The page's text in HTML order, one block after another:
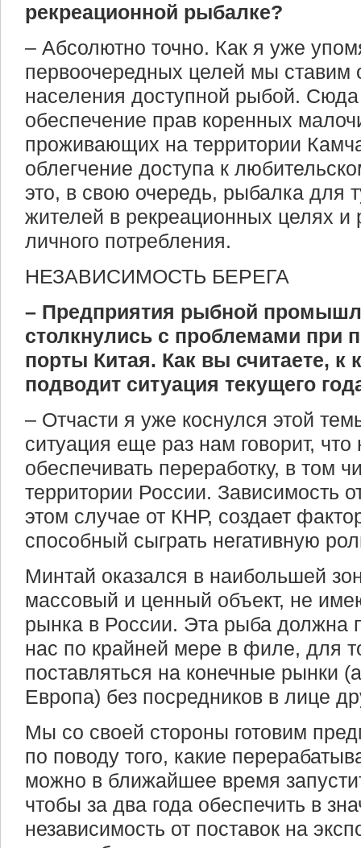
рекреационной рыбалке?
– Абсолютно точно. Как я уже
первоочередных целей мы ставим
населения доступной рыбой. Сюда
обеспечение прав коренных
проживающих на территории
облегчение доступа к
это, в свою очередь, рыбалка для
жителей в рекреационных целях и
личного потребления.
НЕЗАВИСИМОСТЬ БЕРЕГА
– Предприятия рыбной
столкнулись с проблемами при
порты Китая. Как вы считаете, к
подводит ситуация текущего
– Отчасти я уже коснулся этой
ситуация еще раз нам говорит,
обеспечивать переработку, в том
территории России. Зависимость
этом случае от КНР, создает
способный сыграть негативную
Минтай оказался в наибольшей
массовый и ценный объект, не
рынка в России. Эта рыба должна
нас по крайней мере в филе, для
поставляться на конечные рынки
Европа) без посредников в лице
Мы со своей стороны готовим
по поводу того, какие
можно в ближайшее время
чтобы за два года обеспечить в
независимость от поставок на